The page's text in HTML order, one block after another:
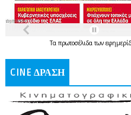
Τα πρωτοσέλιδατων
CINE ΔΡΑΣΗ